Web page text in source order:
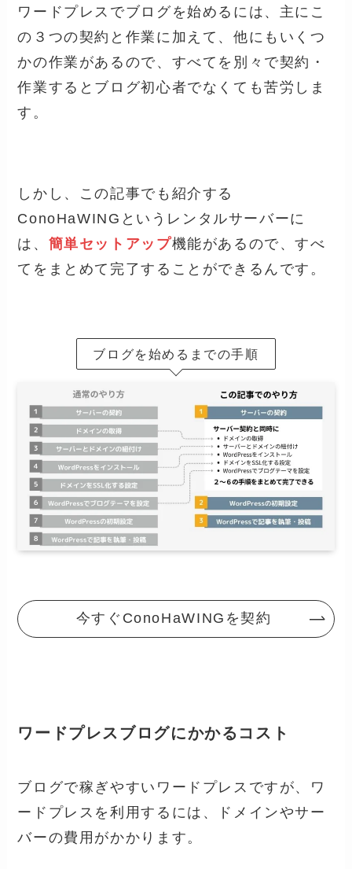
ワードプレスでブログを始めるには、主にこ
の３つの契約と作業に加えて、他にもいくつ
かの作業があるので、すべてを別々で契約・
作業するとブログ初心者でなくても苦労しま
す。
しかし、この記事でも紹介する
ConoHaWINGというレンタルサーバーに
は、 簡単セットアップ機能があるので、すべ
てをまとめて完了することができるんです。
ブログを始めるまでの手順
今すぐConoHaWINGを契約
ワードプレスブログにかかるコスト
ブログで稼ぎやすいワードプレスですが、ワ
ードプレスを利用するには、ドメインやサー
バーの費用がかかります。